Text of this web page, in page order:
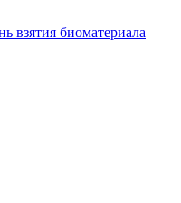
взятия биоматериала